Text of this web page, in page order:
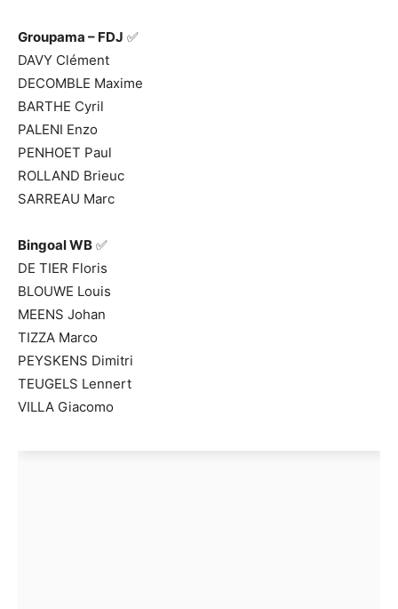
Groupama – FDJ ✅
DAVY Clément
DECOMBLE Maxime
BARTHE Cyril
PALENI Enzo
PENHOET Paul
ROLLAND Brieuc
SARREAU Marc
Bingoal WB ✅
DE TIER Floris
BLOUWE Louis
MEENS Johan
TIZZA Marco
PEYSKENS Dimitri
TEUGELS Lennert
VILLA Giacomo